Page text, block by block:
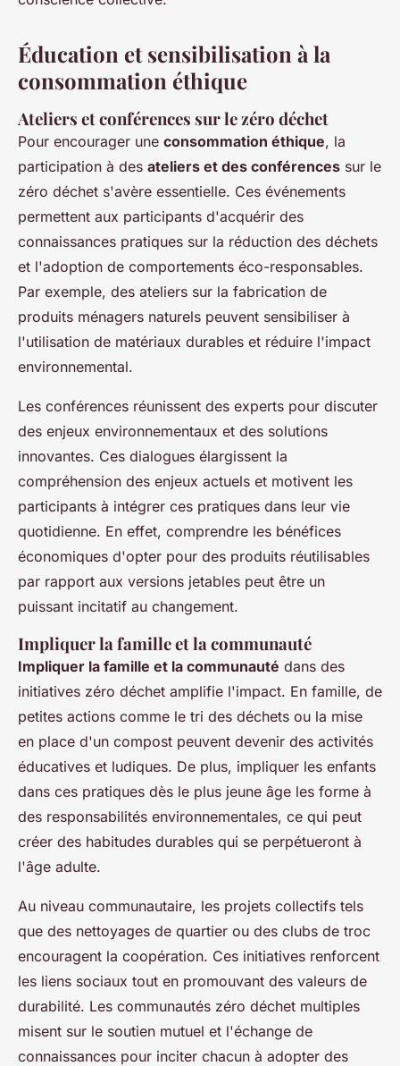
Éducation et sensibilisation à la
consommation éthique
Ateliers et conférences sur le zéro déchet
Pour encourager une consommation éthique, la
participation à des ateliers et des conférences sur le
zéro déchet s'avère essentielle. Ces événements
permettent aux participants d'acquérir des
connaissances pratiques sur la réduction des déchets
et l'adoption de comportements éco-responsables.
Par exemple, des ateliers sur la fabrication de
produits ménagers naturels peuvent sensibiliser à
l'utilisation de matériaux durables et réduire l'impact
environnemental.
Les conférences réunissent des experts pour discuter
des enjeux environnementaux et des solutions
innovantes. Ces dialogues élargissent la
compréhension des enjeux actuels et motivent les
participants à intégrer ces pratiques dans leur vie
quotidienne. En effet, comprendre les bénéfices
économiques d'opter pour des produits réutilisables
par rapport aux versions jetables peut être un
puissant incitatif au changement.
Impliquer la famille et la communauté
Impliquer la famille et la communauté dans des
initiatives zéro déchet amplifie l'impact. En famille, de
petites actions comme le tri des déchets ou la mise
en place d'un compost peuvent devenir des activités
éducatives et ludiques. De plus, impliquer les enfants
dans ces pratiques dès le plus jeune âge les forme à
des responsabilités environnementales, ce qui peut
créer des habitudes durables qui se perpétueront à
l'âge adulte.
Au niveau communautaire, les projets collectifs tels
que des nettoyages de quartier ou des clubs de troc
encouragent la coopération. Ces initiatives renforcent
les liens sociaux tout en promouvant des valeurs de
durabilité. Les communautés zéro déchet multiples
misent sur le soutien mutuel et l'échange de
connaissances pour inciter chacun à adopter des